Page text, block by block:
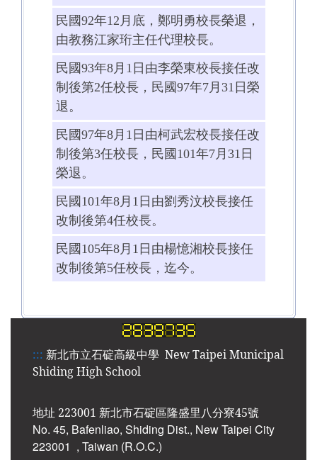
民國92年12 月底，鄭明勇校長榮退，
由教務江家珩主任代理校長。
民國93年8月 1 日由李榮東校長接任改
制後第2任校長，民國97年7月 31 日榮
退。
民國97年8月 1 日由柯武宏校長接任改
制後第3任校長，民國 101年7月 31 日
榮退。
民國 101年8月 1 日由劉秀汶校長接任
改制後第4任校長。
民國 105年8月 1 日由楊憶湘校長接任
改制後第5任校長，迄今。
::: 新北市立石碇高級中學 New Taipei Municipal
Shiding High School
地址 223001 新北市石碇區隆盛里八分寮45號
No. 45, Bafenliao, Shiding Dist., New Taipei City
223001 , Taiwan (R.O.C.)